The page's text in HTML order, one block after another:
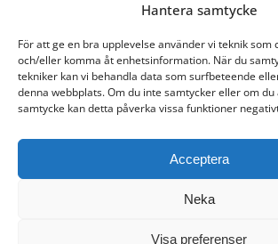
Hantera samtycke
För att ge en bra upplevelse använder vi teknik som
och/eller komma åt enhetsinformation. När du
tekniker kan vi behandla data som surfbeteende
denna webbplats. Om du inte samtycker eller om
samtycke kan detta påverka vissa funktioner
Acceptera
Neka
Visa preferenser
Så behandlar vi
KyrkAs personuppgiftspolicy
Följ oss på Facebook
Policy för sociala medier